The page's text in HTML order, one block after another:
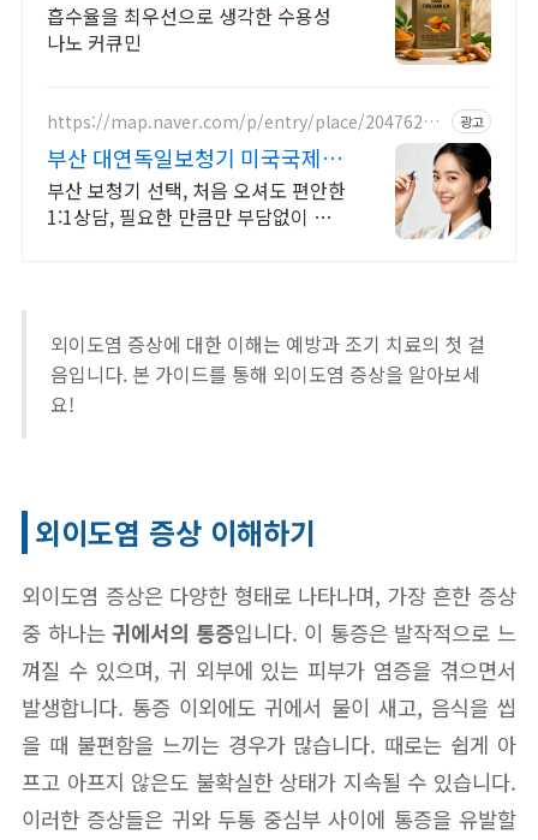
흡수율을 최우선으로 생각한 수용성
나노 커큐민
https://map.naver.com/p/entry/place/20476270
광고
부산 대연독일보청기 미국국제청
각협회 정회원
부산 보청기 선택, 처음 오셔도 편안한
1:1상담, 필요한 만큼만 부담없이 안
외이도염 증상에 대한 이해는 예방과 조기 치료의 첫 걸
음입니다. 본 가이드를 통해 외이도염 증상을 알아보세
요!
외이도염 증상 이해하기
외이도염 증상은 다양한 형태로 나타나며, 가장 흔한 증상
중 하나는귀에서의 통증입니다. 이 통증은 발작적으로 느
껴질 수 있으며, 귀 외부에 있는 피부가 염증을 겪으면서
발생합니다. 통증 이외에도 귀에서 물이 새고, 음식을 씹
을 때 불편함을 느끼는 경우가 많습니다. 때로는 쉽게 아
프고 아프지 않은도 불확실한 상태가 지속될 수 있습니다.
이러한 증상들은 귀와 두통 중심부 사이에 통증을 유발할